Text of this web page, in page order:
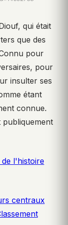
qui était
que des
pour
pour
insulter ses
étant
connue.
publiquement
de l'histoire
centraux